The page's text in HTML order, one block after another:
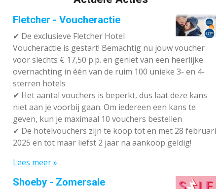
Fletcher - Voucheractie
✔ De exclusieve Fletcher Hotel
Voucheractie is gestart! Bemachtig nu jouw voucher
voor slechts € 17,50 p.p. en geniet van een heerlijke
overnachting in één van de ruim 100 unieke 3- en 4-
sterren hotels
✔ Het aantal vouchers is beperkt, dus laat deze kans
niet aan je voorbij gaan. Om iedereen een kans te
geven, kun je maximaal 10 vouchers bestellen
✔ De hotelvouchers zijn te koop tot en met 28 februari
2025 en tot maar liefst 2 jaar na aankoop geldig!
Lees meer »
Shoeby - Zomersale